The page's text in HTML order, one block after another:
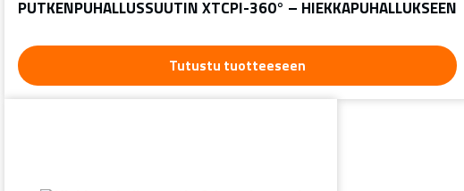
PUTKENPUHALLUSSUUTIN XTCPI-360° – HIEKKAPUHALLUKSEEN
Tutustu tuotteeseen